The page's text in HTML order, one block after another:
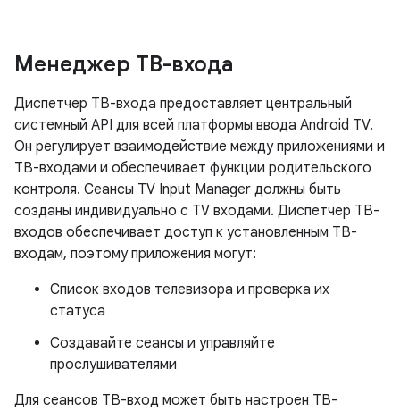
Менеджер ТВ-входа
Диспетчер ТВ-входа предоставляет центральный
системный API для всей платформы ввода Android TV.
Он регулирует взаимодействие между приложениями и
ТВ-входами и обеспечивает функции родительского
контроля. Сеансы TV Input Manager должны быть
созданы индивидуально с TV входами. Диспетчер ТВ-
входов обеспечивает доступ к установленным ТВ-
входам, поэтому приложения могут:
Список входов телевизора и проверка их
статуса
Создавайте сеансы и управляйте
прослушивателями
Для сеансов ТВ-вход может быть настроен ТВ-